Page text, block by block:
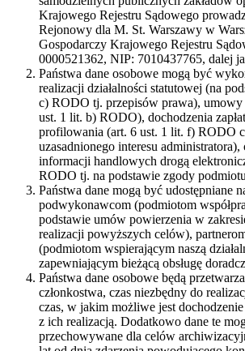
Krajowego Rejestru Sądowego
Rejonowy dla M. St. Warszawy w
Gospodarczy Krajowego Rejestru
0000521362, NIP: 7010437765, dalej
Państwa dane osobowe mogą być
realizacji działalności statutowej (na
c) RODO tj. przepisów prawa), umowy
ust. 1 lit. b) RODO), dochodzenia
profilowania (art. 6 ust. 1 lit. f) RODO
uzasadnionego interesu administratora),
informacji handlowych drogą
RODO tj. na podstawie zgody
Państwa dane mogą być udostępniane
podwykonawcom (podmiotom
podstawie umów powierzenia w
realizacji powyższych celów),
(podmiotom wspierającym naszą
zapewniającym bieżącą obsługę
Państwa dane osobowe będą
członkostwa, czas niezbędny do
czas, w jakim możliwe jest
z ich realizacją. Dodatkowo dane te
przechowywane dla celów